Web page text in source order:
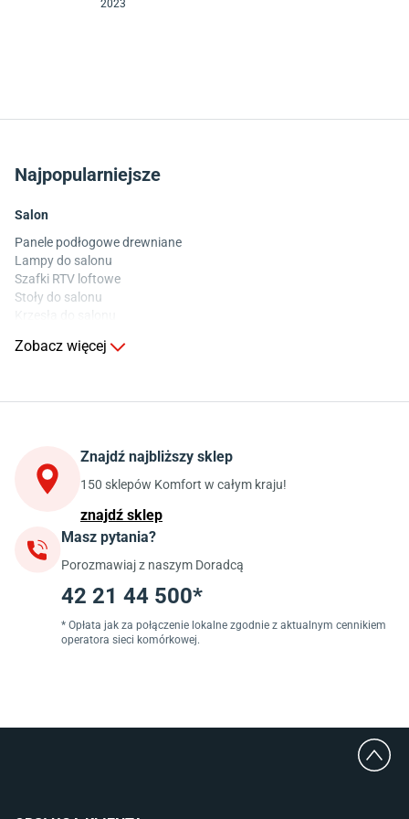
2023
Najpopularniejsze
Salon
Panele podłogowe drewniane
Lampy do salonu
Szafki RTV loftowe
Stoły do salonu
Stoły do kuchni
Szafki kuchenne wiszące (górne)
Szafki pod zlewozmywak
Blaty kuchenne laminowane
Jadalnia
Stoły do jadalni
Krzesła do jadalni
Dywany szare
Lampy w stylu loftowym
Lampy wiszące do jadalni
Zobacz więcej
Znajdź najbliższy sklep
150 sklepów Komfort w całym kraju!
znajdź sklep
Masz pytania?
Porozmawiaj z naszym Doradcą
42 21 44 500*
* Opłata jak za połączenie lokalne zgodnie z aktualnym cennikiem
operatora sieci komórkowej.